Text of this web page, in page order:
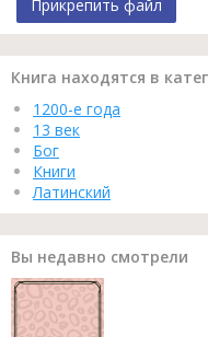
Прикрепить файл
Книга находятся в
1200-е года
13 век
Бог
Книги
Латинский
Вы недавно смотрели